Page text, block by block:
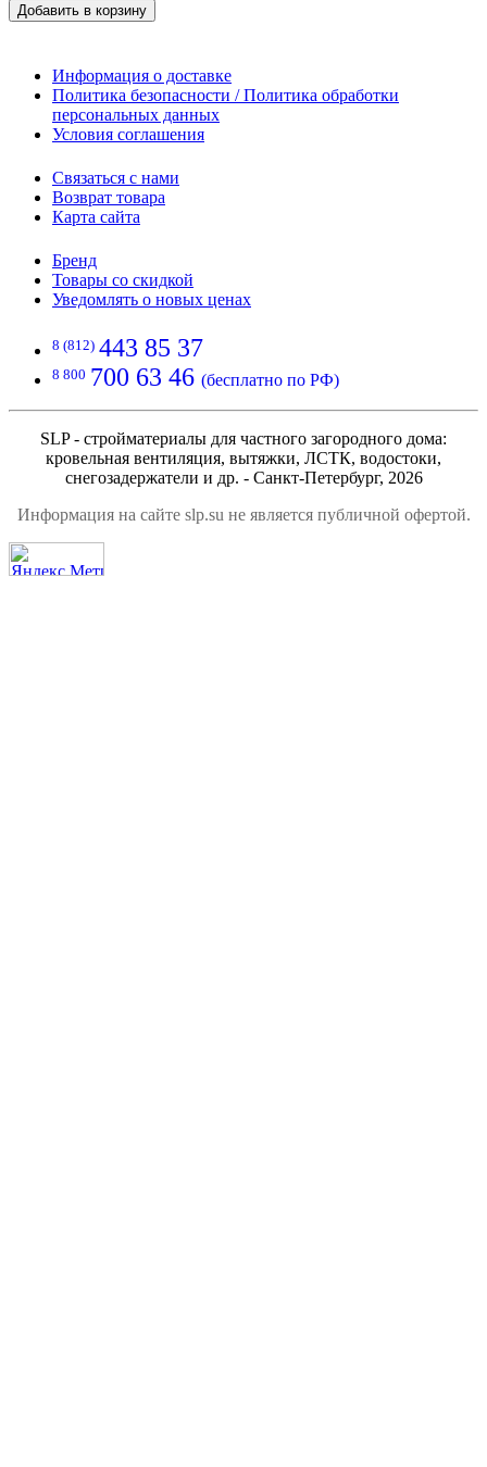
Добавить в корзину
Информация о доставке
Политика безопасности / Политика обработки
персональных данных
Условия соглашения
Связаться с нами
Возврат товара
Карта сайта
Бренд
Товары со скидкой
Уведомлять о новых ценах
8 (812) 443 85 37
8 800 700 63 46 (бесплатно по РФ)
SLP - стройматериалы для частного загородного дома:
кровельная вентиляция, вытяжки, ЛСТК, водостоки,
снегозадержатели и др. - Санкт-Петербург, 2026
Информация на сайте slp.su не является публичной офертой.